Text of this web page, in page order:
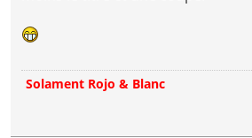
Solament Rojo & Blanc